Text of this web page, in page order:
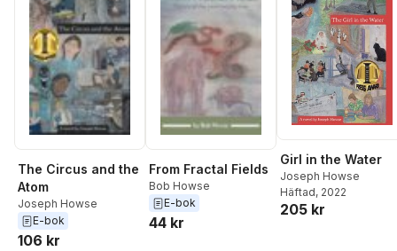
The Circus and the
Atom
Joseph Howse
E-bok
106 kr
From Fractal Fields
Bob Howse
E-bok
44 kr
Girl in the Water
Joseph Howse
Häftad, 2022
205 kr